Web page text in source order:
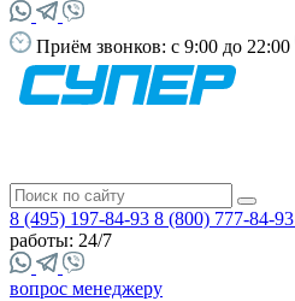
Приём звонков: с 9:00 до 22:00
8 (495) 197-84-93 8 (800) 777-84-93
работы: 24/7
вопрос менеджеру